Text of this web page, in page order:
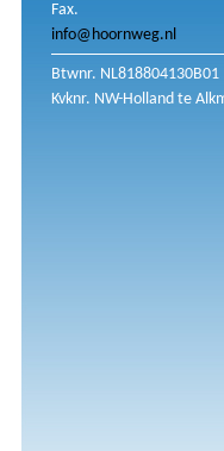
Fax.
info@hoornweg.nl
Btwnr. NL818804130B01
Kvknr. NW-Holland te